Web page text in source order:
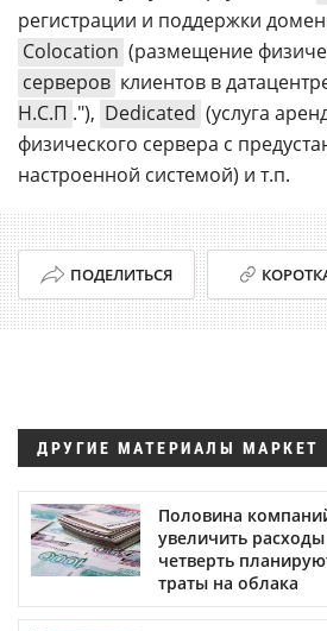
регистрации и поддержки
Colocation (размещение
серверов клиентов в
Н.С.П ."), Dedicated (услуга
физического сервера с
настроенной системой) и т.п.
ПОДЕЛИТЬСЯ
ДРУГИЕ МАТЕРИАЛЫ МАРКЕТ
Половина
увеличить
четверть
траты на облака